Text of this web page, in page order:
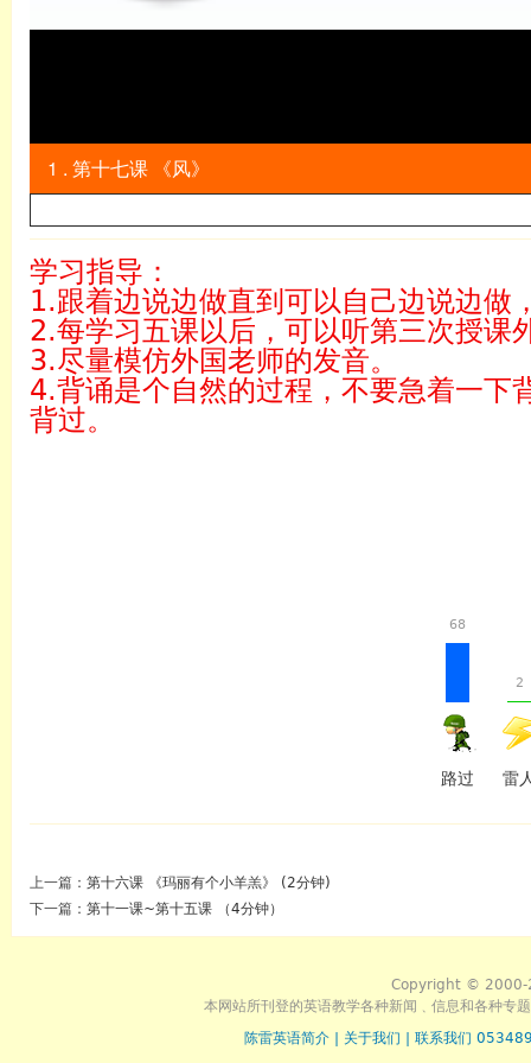
1 . 第十七课 《风》
学习指导：
1.跟着边说边做直到可以自己边说边做
2.每学习五课以后，可以听第三次授课
3.尽量模仿外国老师的发音。
4.背诵是个自然的过程，不要急着一下
背过。
68
路过
2
雷
上一篇： 第十六课 《玛丽有个小羊羔》 (2分钟)
下一篇： 第十一课~第十五课 （4分钟）
Copyright © 2000-
本网站所刊登的英语教学各种新闻﹑信息和各种专
陈雷英语简介
关于我们
联系我们